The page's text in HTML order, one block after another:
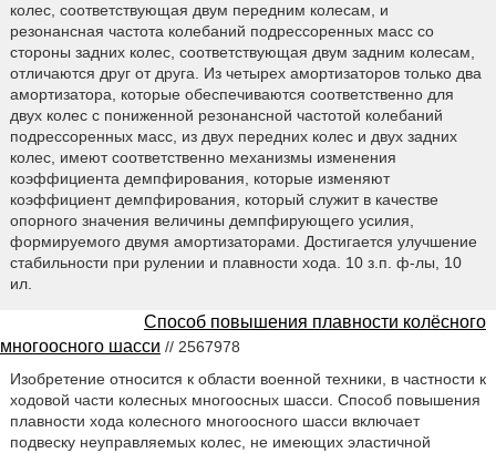
колес, соответствующая двум передним колесам, и
резонансная частота колебаний подрессоренных масс со
стороны задних колес, соответствующая двум задним колесам,
отличаются друг от друга. Из четырех амортизаторов только два
амортизатора, которые обеспечиваются соответственно для
двух колес с пониженной резонансной частотой колебаний
подрессоренных масс, из двух передних колес и двух задних
колес, имеют соответственно механизмы изменения
коэффициента демпфирования, которые изменяют
коэффициент демпфирования, который служит в качестве
опорного значения величины демпфирующего усилия,
формируемого двумя амортизаторами. Достигается улучшение
стабильности при рулении и плавности хода. 10 з.п. ф-лы, 10
ил.
Способ повышения плавности колёсного
многоосного шасси // 2567978
Изобретение относится к области военной техники, в частности к
ходовой части колесных многоосных шасси. Способ повышения
плавности хода колесного многоосного шасси включает
подвеску неуправляемых колес, не имеющих эластичной